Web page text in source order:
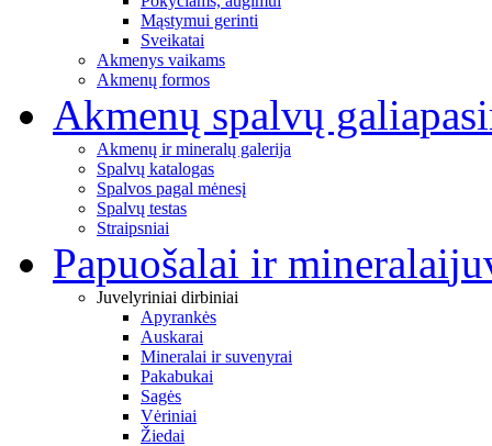
Mąstymui gerinti
Sveikatai
Akmenys vaikams
Akmenų formos
Akmenų spalvų galia
Akmenų ir mineralų galerija
Spalvų katalogas
Spalvos pagal mėnesį
Spalvų testas
Straipsniai
Papuošalai ir mineralai
Juvelyriniai dirbiniai
Apyrankės
Auskarai
Mineralai ir suvenyrai
Pakabukai
Sagės
Vėriniai
Žiedai